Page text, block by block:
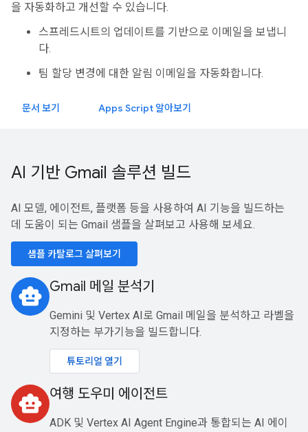
을 자동화하고 개선할 수 있습니다.
스프레드시트의 업데이트를 기반으로 이메일을 보냅니
다.
팀 할당 변경에 대한 알림 이메일을 자동화합니다.
문서 보기 Apps Script 알아보기
AI 기반 Gmail 솔루션 빌드
AI 모델, 에이전트, 플랫폼 등을 사용하여 AI 기능을 빌드하는
데 도움이 되는 Gmail 샘플을 살펴보고 사용해 보세요.
샘플 카탈로그 살펴보기
smart_toy Gmail 메일 분석기
Gemini 및 Vertex AI로 Gmail 메일을 분석하고 라벨을
지정하는 부가기능을 빌드합니다.
튜토리얼 열기
smart_toy 여행 도우미 에이전트
ADK 및 Vertex AI Agent Engine과 통합되는 AI 에이